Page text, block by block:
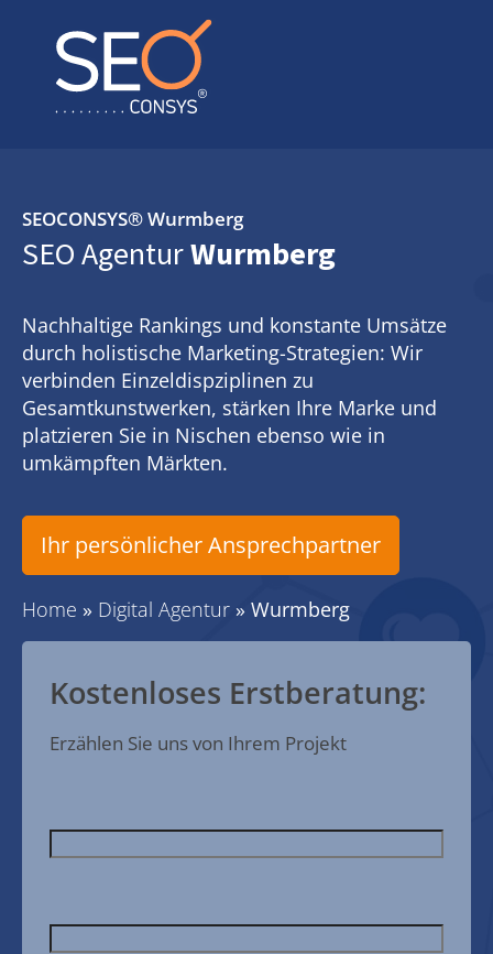
SEOCONSYS®Wurmberg
SEO AgenturWurmberg
Nachhaltige Rankings und konstante Umsätze
durch holistische Marketing-Strategien: Wir
verbinden Einzeldispziplinen zu
Gesamtkunstwerken, stärken Ihre Marke und
platzieren Sie in Nischen ebenso wie in
umkämpften Märkten.
Ihr persönlicher Ansprechpartner
Home » Digital Agentur » Wurmberg
Kostenloses Erstberatung:
Erzählen Sie uns von Ihrem Projekt